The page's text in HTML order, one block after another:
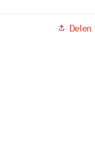
Delen